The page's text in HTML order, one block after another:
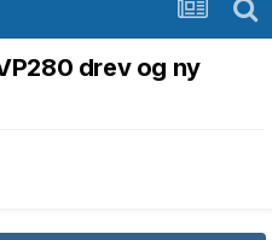
drev og ny